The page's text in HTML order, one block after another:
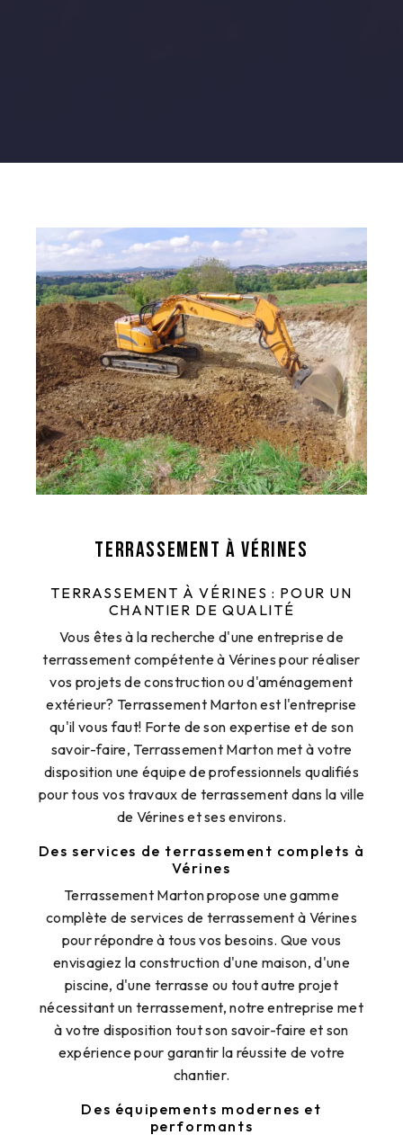
Terrassement à Vérines
TERRASSEMENT À VÉRINES : POUR UN
CHANTIER DE QUALITÉ
Vous êtes à la recherche d'une entreprise de
terrassement compétente à Vérines pour réaliser
vos projets de construction ou d'aménagement
extérieur? Terrassement Marton est l'entreprise
qu'il vous faut! Forte de son expertise et de son
savoir-faire, Terrassement Marton met à votre
disposition une équipe de professionnels qualifiés
pour tous vos travaux de terrassement dans la ville
de Vérines et ses environs.
Des services de terrassement complets à
Vérines
Terrassement Marton propose une gamme
complète de services de terrassement à Vérines
pour répondre à tous vos besoins. Que vous
envisagiez la construction d'une maison, d'une
piscine, d'une terrasse ou tout autre projet
nécessitant un terrassement, notre entreprise met
à votre disposition tout son savoir-faire et son
expérience pour garantir la réussite de votre
chantier.
Des équipements modernes et
performants